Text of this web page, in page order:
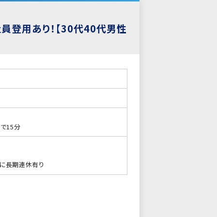
登用あり！【30代40代男性
15分
長期連休有り